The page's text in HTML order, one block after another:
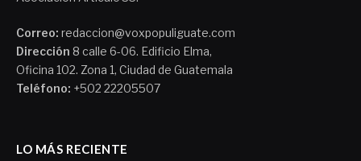
Correo: redaccion@voxpopuliguate.com
Dirección 8 calle 6-06. Edificio Elma,
Oficina 102. Zona 1, Ciudad de Guatemala
Teléfono: +502 22205507
LO MÁS RECIENTE